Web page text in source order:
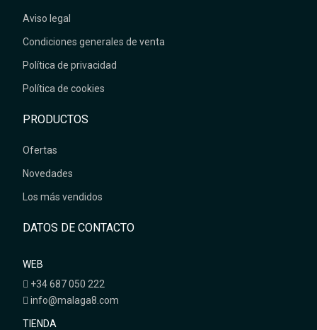
Aviso legal
Condiciones generales de venta
Política de privacidad
Política de cookies
PRODUCTOS
Ofertas
Novedades
Los más vendidos
DATOS DE CONTACTO
WEB
+34 687 050 222
info@malaga8.com
TIENDA